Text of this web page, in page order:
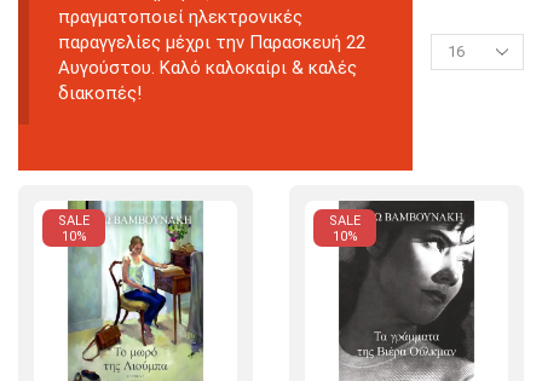
πραγματοποιεί ηλεκτρονικές
παραγγελίες μέχρι την Παρασκευή 22
Αυγούστου. Καλό καλοκαίρι & καλές
διακοπές!
SALE
10%
SALE
10%